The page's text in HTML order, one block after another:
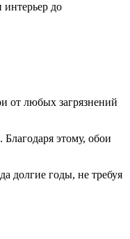
до
от любых загрязнений
этому, обои
долгие годы, не требуя